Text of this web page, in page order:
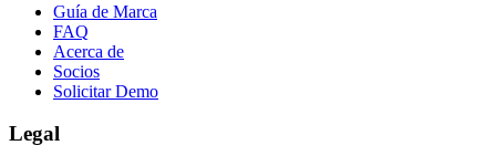
Guía de Marca
FAQ
Acerca de
Socios
Solicitar Demo
Legal